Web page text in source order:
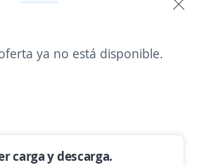
NSM ya no está disponible.
carga y descarga.